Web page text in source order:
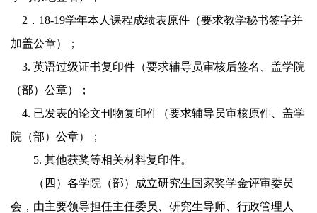
2 ． 18-19学年本人 课程成绩表原件 （要求教学秘书签字并
加盖公章）；
3. 英语过级证书复印件（要求辅导员审核后签名、盖学院
（部） 公章）；
4. 已发表的论文刊物复印件（要求辅导员审核原件
盖学
院 （部） 公章）；
5. 其他获奖等相关材料复印件。
（四）各学院 （部） 成立研究生国家奖学金评审委员
会，由主要领导担任主任委员、研究生导师、行政管理人